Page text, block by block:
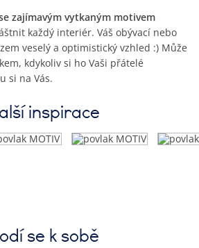
zajímavým vytkaným motivem
každý interiér. Váš obývací nebo
veselý a optimistický vzhled :) Může
kdykoliv si ho Vaši přátelé
si na Vás.
inspirace
se k sobě